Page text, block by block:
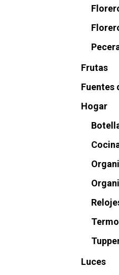
Frutas
Fuentes
Hogar
Luces